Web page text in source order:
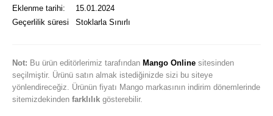
Eklenme tarihi:
15.01.2024
Geçerlilik süresi
Stoklarla Sınırlı
Not: Bu ürün editörlerimiz tarafından Mango Onlinesitesinden
seçilmiştir. Ürünü satın almak istediğinizde sizi bu siteye
yönlendireceğiz. Ürünün fiyatı Mango markasının indirim dönemlerinde
sitemizdekinden farklılıkgösterebilir.